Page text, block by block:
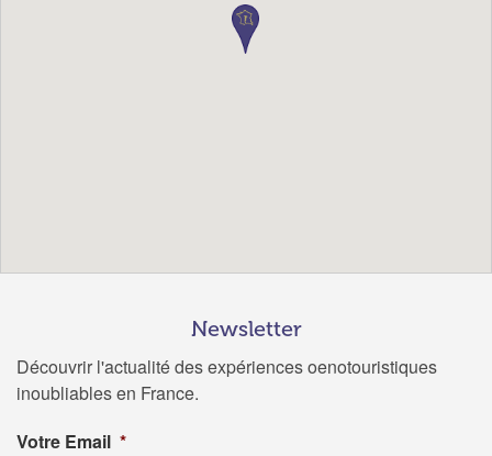
Newsletter
Découvrir l'actualité des expériences oenotouristiques
inoubliables en France.
Votre Email *